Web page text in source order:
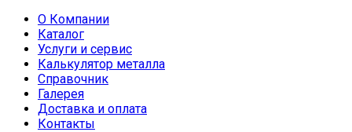
О Компании
Каталог
Услуги и сервис
Калькулятор металла
Справочник
Галерея
Доставка и оплата
Контакты